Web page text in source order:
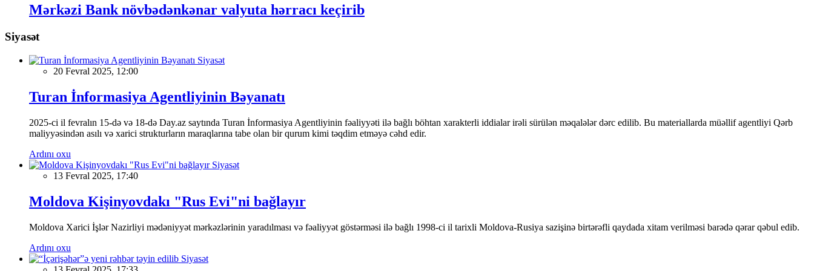
Mərkəzi Bank növbədənkənar valyuta hərracı keçirib
Siyasət
Siyasət
20 Fevral 2025, 12:00
Turan İnformasiya Agentliyinin Bəyanatı
2025-ci il fevralın 15-də və 18-də Day.az saytında Turan İnformasiya Agentliyinin fəaliyyəti ilə bağlı böhtan xarakterli iddialar irəli sürülən məqalələr dərc edilib. Bu materiallarda müəllif agentliyi Qərb
maliyyəsindən asılı və xarici strukturların maraqlarına tabe olan bir qurum kimi təqdim etməyə cəhd edir.
Ardını oxu
Siyasət
13 Fevral 2025, 17:40
Moldova Kişinyovdakı "Rus Evi"ni bağlayır
Moldova Xarici İşlər Nazirliyi mədəniyyət mərkəzlərinin yaradılması və fəaliyyət göstərməsi ilə bağlı 1998-ci il tarixli Moldova-Rusiya sazişinə birtərəfli qaydada xitam verilməsi barədə qərar qəbul edib.
Ardını oxu
Siyasət